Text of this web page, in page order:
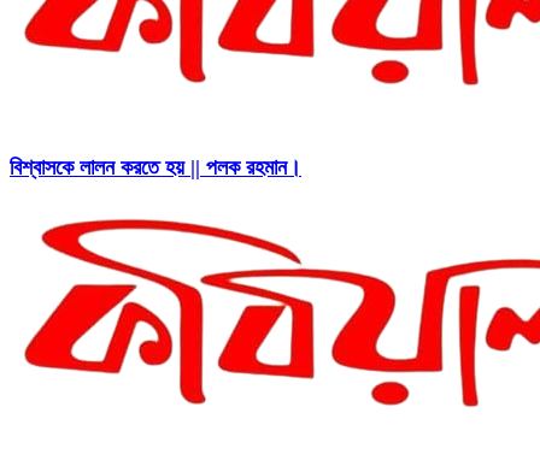
বিশ্বাসকে লালন করতে হয় || পলক রহমান।